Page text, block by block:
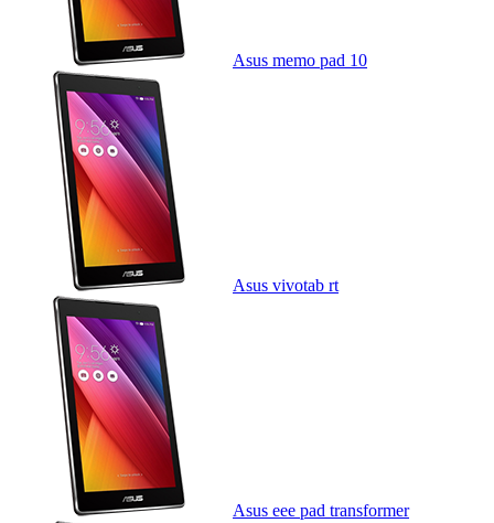
Asus memo pad 10
Asus vivotab rt
Asus eee pad transformer